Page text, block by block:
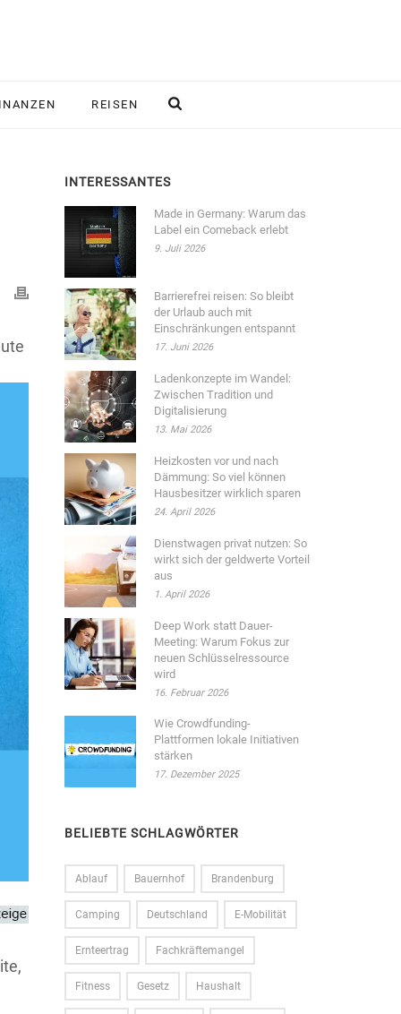
REISEN
INTERESSANTES
Made in Germany: Warum das
Label ein Comeback erlebt
9. Juli 2026
Barrierefrei reisen: So bleibt
der Urlaub auch mit
Einschränkungen entspannt
17. Juni 2026
Ladenkonzepte im Wandel:
Zwischen Tradition und
Digitalisierung
13. Mai 2026
Heizkosten vor und nach
Dämmung: So viel können
Hausbesitzer wirklich sparen
24. April 2026
Dienstwagen privat nutzen: So
wirkt sich der geldwerte Vorteil
aus
1. April 2026
Deep Work statt Dauer-
Meeting: Warum Fokus zur
neuen Schlüsselressource
wird
16. Februar 2026
Wie Crowdfunding-
Plattformen lokale Initiativen
stärken
17. Dezember 2025
BELIEBTE SCHLAGWÖRTER
Ablauf Bauernhof Brandenburg
Camping Deutschland E-Mobilität
Ernteertrag Fachkräftemangel
Fitness Gesetz Haushalt